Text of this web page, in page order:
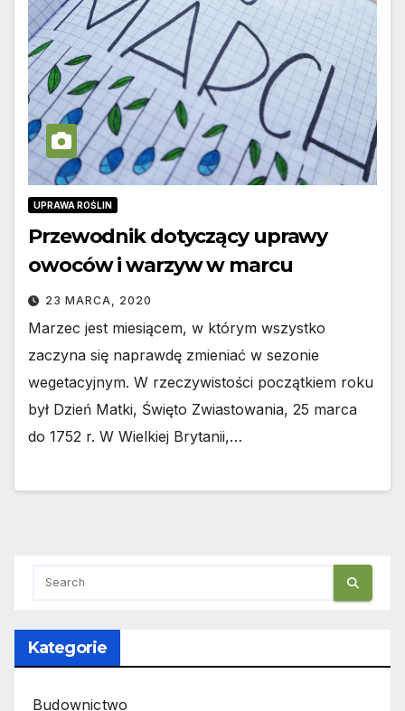
UPRAWA ROŚLIN
Przewodnik dotyczący uprawy
owoców i warzyw w marcu
23 MARCA, 2020
Marzec jest miesiącem, w którym wszystko
zaczyna się naprawdę zmieniać w sezonie
wegetacyjnym. W rzeczywistości początkiem roku
był Dzień Matki, Święto Zwiastowania, 25 marca
do 1752 r. W Wielkiej Brytanii,…
Kategorie
Budownictwo